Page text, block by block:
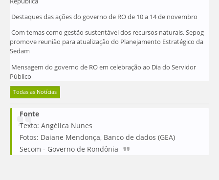
Destaques das ações do governo de RO de 10 a 14 de novembro
Com temas como gestão sustentável dos recursos naturais, Sepog
promove reunião para atualização do Planejamento Estratégico da
Sedam
Mensagem do governo de RO em celebração ao Dia do Servidor
Público
Todas as Notícias
Fonte
Texto: Angélica Nunes
Fotos: Daiane Mendonça, Banco de dados (GEA)
Secom - Governo de Rondônia